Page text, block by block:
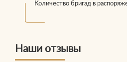
Количество бригад в
Наши отзывы